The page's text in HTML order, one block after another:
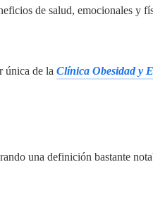
de salud, emocionales y
única de la Clínica Obesidad y
una definición bastante